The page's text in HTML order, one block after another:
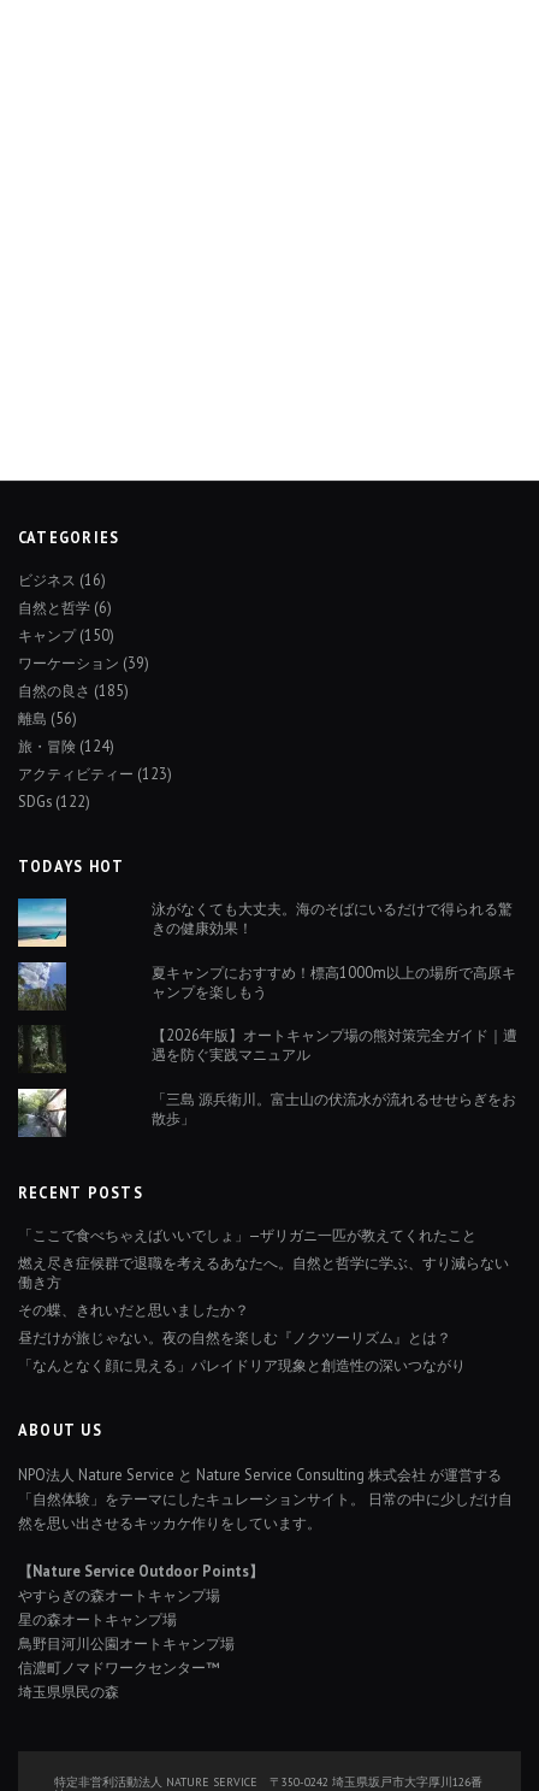
CATEGORIES
ビジネス (16)
自然と哲学 (6)
キャンプ(150)
ワーケーション (39)
自然の良さ (185)
離島 (56)
旅・冒険 (124)
アクティビティー (123)
SDGs (122)
TODAYS HOT
泳がなくても大丈夫。海のそばにいるだけで得られる驚
きの健康効果！
夏キャンプにおすすめ！標高1000m以上の場所で高原キ
ャンプを楽しもう
【2026年版】オートキャンプ場の熊対策完全ガイド｜遭
遇を防ぐ実践マニュアル
「三島 源兵衛川。富士山の伏流水が流れるせせらぎをお
散歩」
RECENT POSTS
「ここで食べちゃえばいいでしょ」—ザリガニ一匹が教えてくれたこと
燃え尽き症候群で退職を考えるあなたへ。自然と哲学に学ぶ、すり減らない
働き方
その蝶、きれいだと思いましたか？
昼だけが旅じゃない。夜の自然を楽しむ『ノクツーリズム』とは？
「なんとなく顔に見える」パレイドリア現象と創造性の深いつながり
ABOUT US
NPO法人 Nature Service と Nature Service Consulting 株式会社 が運営する
「自然体験」をテーマにしたキュレーションサイト。 日常の中に少しだけ自
然を思い出させるキッカケ作りをしています。
【Nature Service Outdoor Points】
やすらぎの森オートキャンプ場
星の森オートキャンプ場
鳥野目河川公園オートキャンプ場
信濃町ノマドワークセンター™
埼玉県県民の森
特定非営利活動法人 NATURE SERVICE 〒350-0242 埼玉県坂戸市大字厚川126番